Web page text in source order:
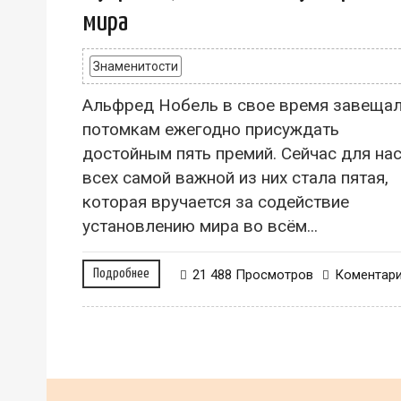
мира
Знаменитости
Альфред Нобель в свое время завещал
потомкам ежегодно присуждать
достойным пять премий. Сейчас для нас
всех самой важной из них стала пятая,
которая вручается за содействие
установлению мира во всём...
Подробнее 21 488 Просмотров